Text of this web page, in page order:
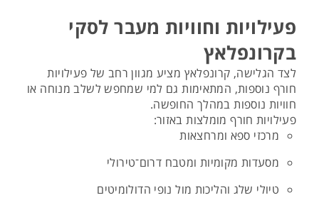
פעילויות וחוויות מעבר לסקי
בקרונפלאץ
לצד הגלישה, קרונפלאץ מציע מגוון רחב של פעילויות
חורף נוספות, המתאימות גם למי שמחפש לשלב מנוחה או
חוויות נוספות במהלך החופשה.
פעילויות חורף מומלצות באזור:
מרכזי ספא ומרחצאות
מסעדות מקומיות ומטבח דרום־טירולי
טיולי שלג והליכות מול נופי הדולומיטים